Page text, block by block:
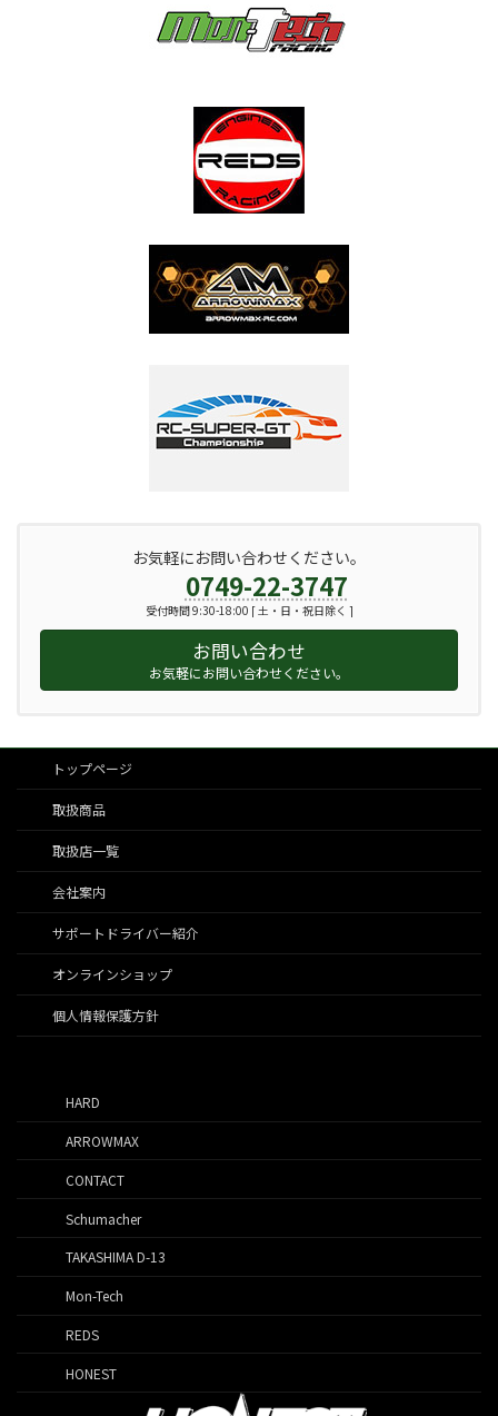
お気軽にお問い合わせください。
0749-22-3747
受付時間 9:30-18:00 [ 土・日・祝日除く ]
お問い合わせ
お気軽にお問い合わせください。
トップページ
取扱商品
取扱店一覧
会社案内
サポートドライバー紹介
オンラインショップ
個人情報保護方針
HARD
ARROWMAX
CONTACT
Schumacher
TAKASHIMA D-13
Mon-Tech
REDS
HONEST